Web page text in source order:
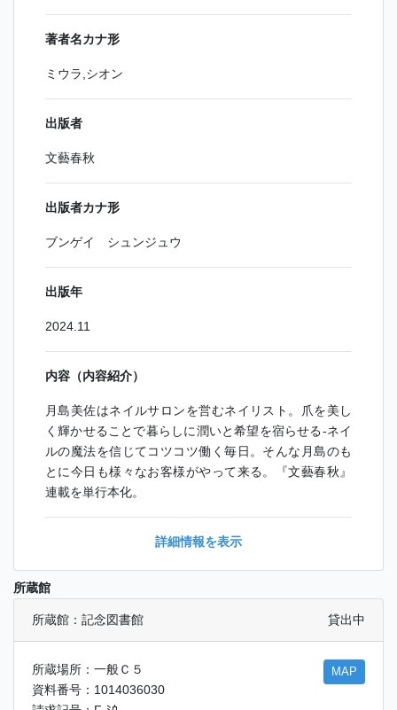
著者名カナ形
ミウラ,シオン
出版者
文藝春秋
出版者カナ形
ブンゲイ シュンジュウ
出版年
2024.11
内容（内容紹介）
月島美佐はネイルサロンを営むネイリスト。爪を美し
く輝かせることで暮らしに潤いと希望を宿らせる-ネイ
ルの魔法を信じてコツコツ働く毎日。そんな月島のも
とに今日も様々なお客様がやって来る。『文藝春秋』
連載を単行本化。
詳細情報を表示
所蔵館
所蔵館：記念図書館 貸出中
所蔵場所：一般Ｃ５
資料番号：1014036030
MAP